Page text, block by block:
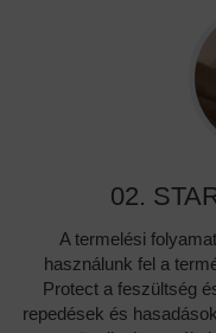
02.
A termelési
használunk fel a
Protect a feszültség
repedések és